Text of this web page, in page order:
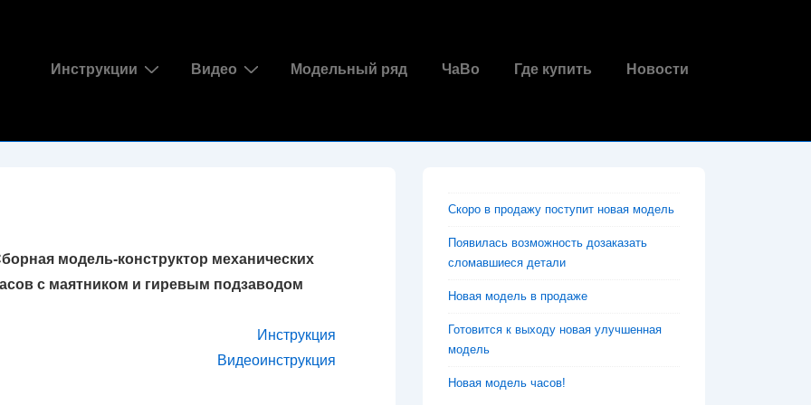
Основная
Инструкции Видео Модельный ряд ЧаВо Где купить Новости
модель-конструктор механических
с маятником и гиревым подзаводом
Инструкция
Видеоинструкция
Скоро в продажу поступит новая модель
Появилась возможность дозаказать
сломавшиеся детали
Новая модель в продаже
Готовится к выходу новая улучшенная
модель
Новая модель часов!